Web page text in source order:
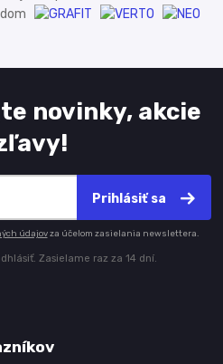
novinky, akcie
Prihlásiť sa
údajovza účelom zasielania newslettera.
Zasielame raz za 14 dní.